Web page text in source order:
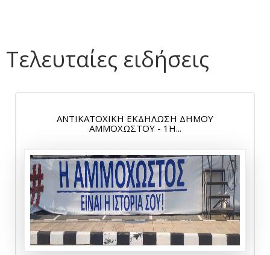
Τελευταίες ειδήσεις
ΑΝΤΙΚΑΤΟΧΙΚΗ ΕΚΔΗΛΩΣΗ ΔΗΜΟΥ
ΑΜΜΟΧΩΣΤΟΥ - 1Η...